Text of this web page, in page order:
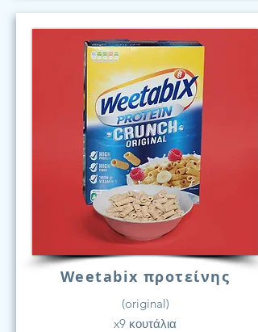
Weetabix προτείνης
(original)
x9 κουτάλια